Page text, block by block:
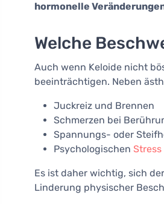
hormonelle
Welche
Auch wenn Keloide nicht
beeinträchtigen. Neben
Juckreiz und Brennen
Schmerzen bei
Spannungs- oder
Psychologischen Stress
Es ist daher wichtig, sich
Linderung physischer